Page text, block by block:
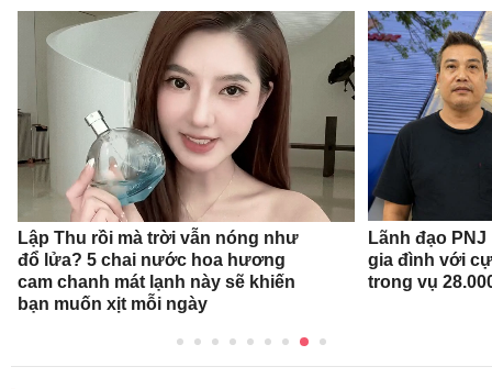
Lập Thu rồi mà trời vẫn nóng như
đổ lửa? 5 chai nước hoa hương
cam chanh mát lạnh này sẽ khiến
bạn muốn xịt mỗi ngày
Lãnh đạo
gia đình với
trong vụ